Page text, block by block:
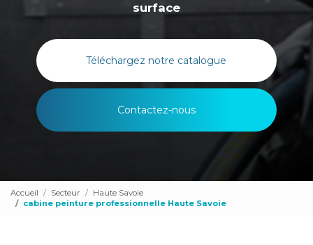
surface
Téléchargez notre catalogue
Contactez-nous
Accueil Secteur
Haute Savoie
cabine peinture professionnelle Haute Savoie